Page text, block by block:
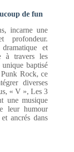
de fun
incarne une
profondeur.
et
à travers les
baptisé
Rock, ce
diverses
« V », Les 3
une musique
leur humour
ancrés dans